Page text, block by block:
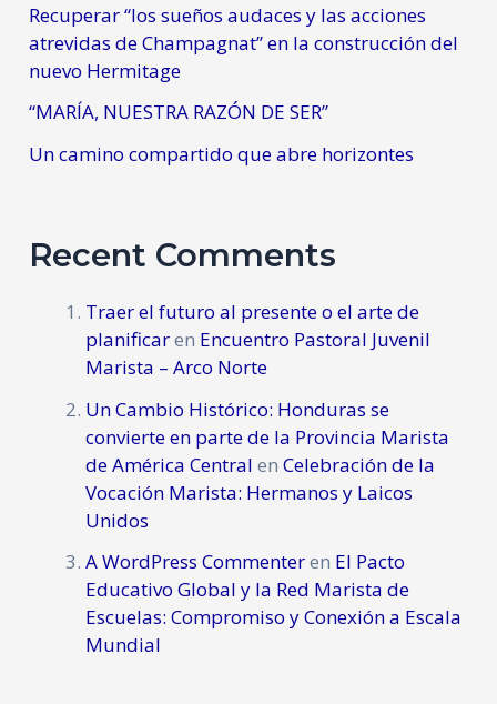
Recuperar “los sueños audaces y las acciones
atrevidas de Champagnat” en la construcción del
nuevo Hermitage
“MARÍA, NUESTRA RAZÓN DE SER”
Un camino compartido que abre horizontes
Recent Comments
Traer el futuro al presente o el arte de
planificaren Encuentro Pastoral Juvenil
Marista – Arco Norte
Un Cambio Histórico: Honduras se
convierte en parte de la Provincia Marista
de América Central enCelebración de la
Vocación Marista: Hermanos y Laicos
Unidos
A WordPress Commenteren El Pacto
Educativo Global y la Red Marista de
Escuelas: Compromiso y Conexión a Escala
Mundial